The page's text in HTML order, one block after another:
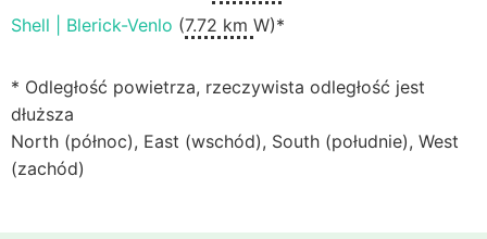
Shell | Blerick-Venlo (7.72 km W)*
* Odległość powietrza, rzeczywista odległość jest
dłuższa
North (północ), East (wschód), South (południe), West
(zachód)